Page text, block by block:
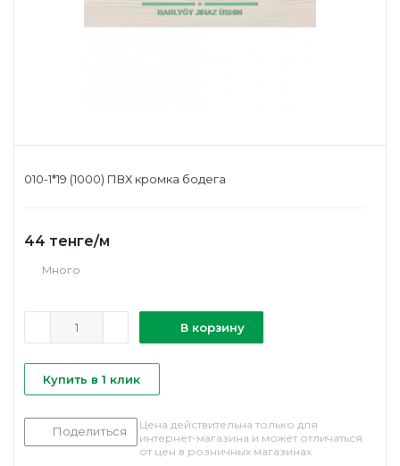
010-1*19 (1000) ПВХ кромка бодега
44 тенге/м
Много
В корзину
Купить в 1 клик
Поделиться
Цена действительна только для
интернет-магазина и может отличаться
от цен в розничных магазинах